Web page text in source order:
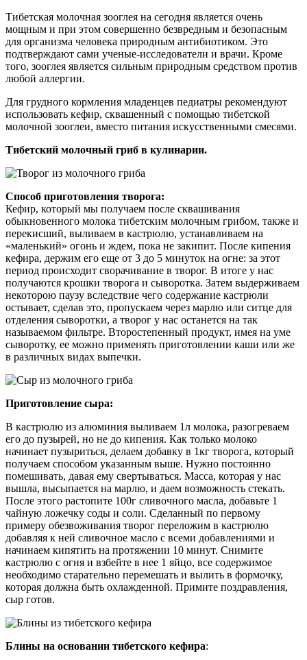
Тибетская молочная зооглея на сегодня является очень
мощным и при этом совершенно безвредным и безопасным
для организма человека природным антибиотиком. Это
подтверждают сами ученые-исследователи и врачи. Кроме
того, зооглея является сильным природным средством против
любой аллергии.
Для грудного кормления младенцев педиатры рекомендуют
использовать кефир, сквашенный с помощью тибетской
молочной зооглеи, вместо питания искусственными смесями.
Тибетский молочный гриб в кулинарии.
Способ приготовления творога:
Кефир, который мы получаем после сквашивания
обыкновенного молока тибетским молочным грибом, также и
перекисший, выливаем в кастрюлю, устанавливаем на
«маленький» огонь и ждем, пока не закипит. После кипения
кефира, держим его еще от 3 до 5 минуток на огне: за этот
период происходит сворачивание в творог. В итоге у нас
получаются крошки творога и сыворотка. Затем выдерживаем
некоторою паузу вследствие чего содержание кастрюли
остывает, сделав это, пропускаем через марлю или ситце для
отделения сыворотки, а творог у нас останется на так
называемом фильтре. Второстепенный продукт, имея на уме
сыворотку, ее можно применять приготовлении каши или же
в различных видах выпечки.
Приготовление сыра:
В кастрюлю из алюминия выливаем 1л молока, разогреваем
его до пузырей, но не до кипения. Как только молоко
начинает пузыриться, делаем добавку в 1кг творога, который
получаем способом указанным выше. Нужно постоянно
помешивать, давая ему свертываться. Масса, которая у нас
вышла, высыпается на марлю, и даем возможность стекать.
После этого растопите 100г сливочного масла, добавьте 1
чайную ложечку соды и соли. Сделанный по первому
примеру обезвоживания творог переложим в кастрюлю
добавляя к ней сливочное масло с всеми добавлениями и
начинаем кипятить на протяжении 10 минут. Снимите
кастрюлю с огня и взбейте в нее 1 яйцо, все содержимое
необходимо старательно перемешать и вылить в формочку,
которая должна быть охлажденной. Примите поздравления,
сыр готов.
Блины на основании тибетского кефира: